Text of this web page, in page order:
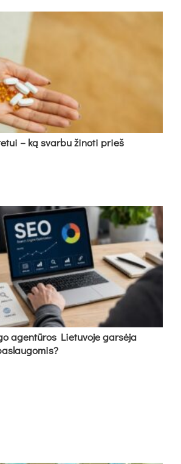
– ką svarbu žinoti prieš
agentūros Lietuvoje garsėja